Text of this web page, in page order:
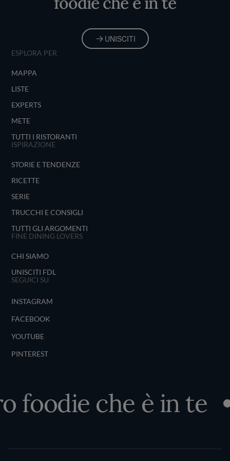
UNISCITI
ESPLORA PER
MAPPA
LISTE
EXPERTS
METE
TUTTI I RISTORANTI
ISPIRAZIONE
STORIE E TENDENZE
RICETTE
SERIE
TRUCCHI E CONSIGLI
TUTTI GLI ARGOMENTI
FINE DINING LOVERS
CHI SIAMO
UNISCITI FDL
SEGUICI SU
INSTAGRAM
FACEBOOK
YOUTUBE
PINTEREST
foodie che è in te